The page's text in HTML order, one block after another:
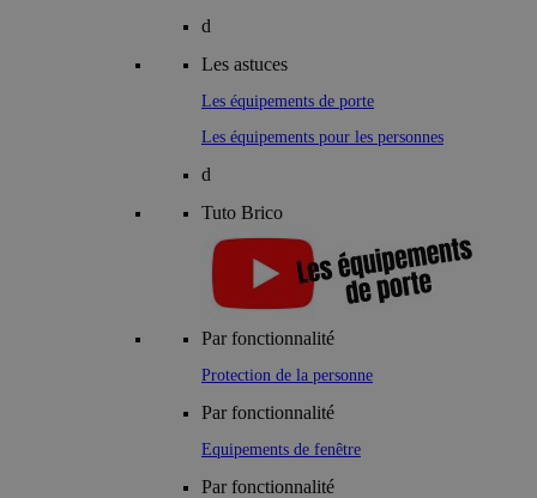
d
Les astuces
Les équipements de porte
Les équipements pour les personnes
d
Tuto Brico
Par fonctionnalité
Protection de la personne
Par fonctionnalité
Equipements de fenêtre
Par fonctionnalité